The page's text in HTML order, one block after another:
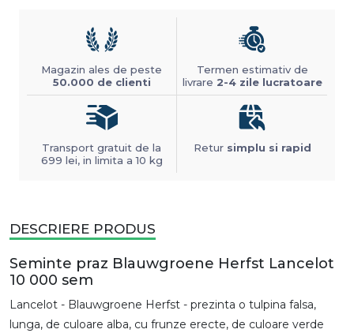
Magazin ales de peste
50.000 de clienti
Termen estimativ de
livrare 2-4 zile lucratoare
Transport gratuit de la
699 lei, in limita a 10 kg
Retur simplu si rapid
DESCRIERE PRODUS
Seminte praz Blauwgroene Herfst Lancelot
10 000 sem
Lancelot - Blauwgroene Herfst - prezinta o tulpina falsa,
lunga, de culoare alba, cu frunze erecte, de culoare verde